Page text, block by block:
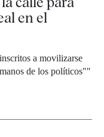
en el
a movilizarse
de los políticos""